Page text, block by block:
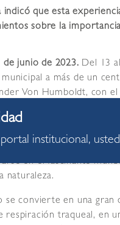
indicó que esta
sobre la
junio de 2023. Del 13
a más de un
Von Humboldt, con
con la Gerencia de
una experiencia
en el fascinante
naturaleza.
se convierte en una gran
respiración traqueal, en
institucional,